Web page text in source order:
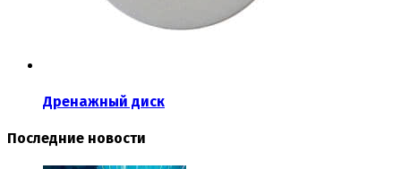
Дренажный диск
Последние новости